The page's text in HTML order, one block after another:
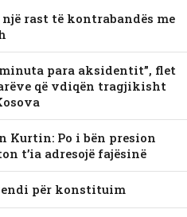
rast të kontrabandës me
para aksidentit”, flet
që vdiqën tragjikisht
Po i bën presion
t’ia adresojë fajësinë
për konstituim